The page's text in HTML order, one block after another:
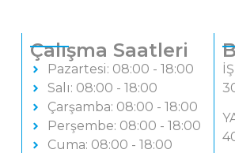
Çalışma Saatleri
Pazartesi: 08:00 - 18:00
Salı: 08:00 - 18:00
Çarşamba: 08:00 - 18:00
Perşembe: 08:00 - 18:00
Cuma: 08:00 - 18:00